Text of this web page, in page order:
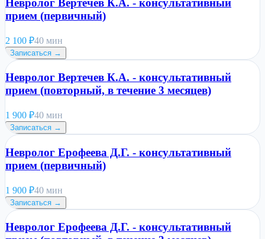
Невролог Вертечев К.А. - консультативный
прием (первичный)
2 100 ₽40 мин
Записаться →
Невролог Вертечев К.А. - консультативный
прием (повторный, в течение 3 месяцев)
1 900 ₽40 мин
Записаться →
Невролог Ерофеева Д.Г. - консультативный
прием (первичный)
1 900 ₽40 мин
Записаться →
Невролог Ерофеева Д.Г. - консультативный